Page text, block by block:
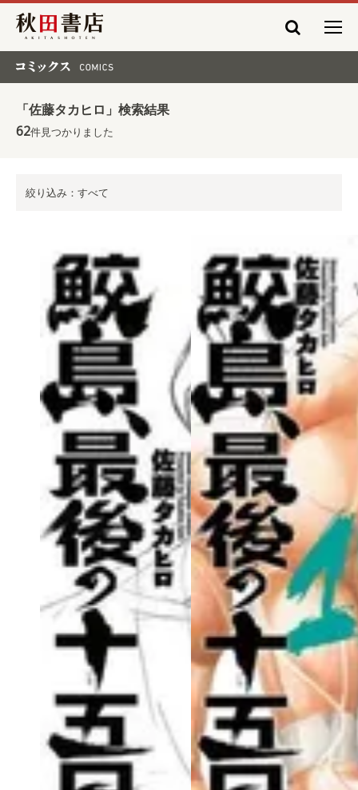
秋田書店
「佐藤タカヒロ」検索結果
62件見つかりました
絞り込み：すべて